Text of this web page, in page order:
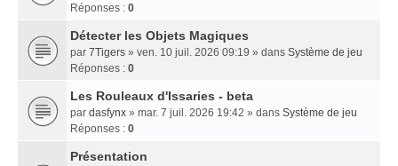
Réponses : 0
Détecter les Objets Magiques
par 7Tigers » ven. 10 juil. 2026 09:19 » dans Système de jeu
Réponses : 0
Les Rouleaux d'Issaries - beta
par dasfynx » mar. 7 juil. 2026 19:42 » dans Système de jeu
Réponses : 0
Présentation